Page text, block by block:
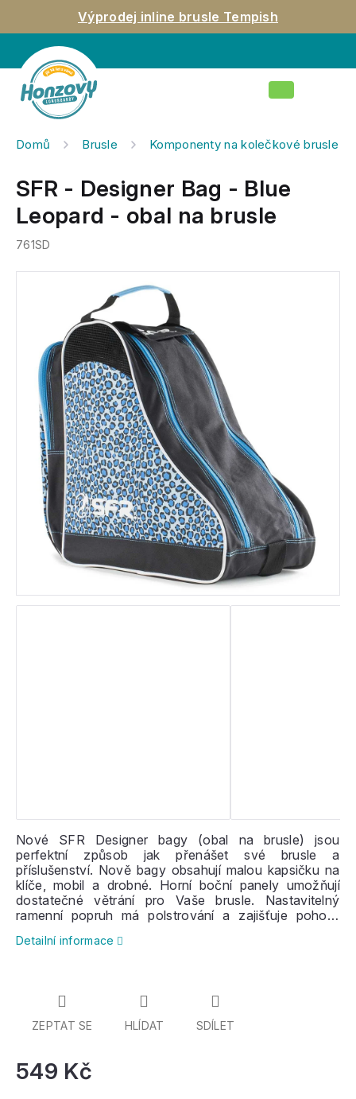
obsah
Výprodej inline brusle Tempish
Nákupní
Domů Brusle Komponenty na kolečkové brusle
SFR - Designer Bag - Blue
Leopard - obal na brusle
761SD
549 Kč
Nové SFR Designer bagy (obal na brusle) jsou
perfektní způsob jak přenášet své brusle a
příslušenství. Nově bagy obsahují malou kapsičku na
klíče, mobil a drobné. Horní boční panely umožňují
dostatečné větrání pro Vaše brusle. Nastavitelný
ramenní popruh má polstrování a zajišťuje pohodlí
pro in-line, trekové, lední i aggressive
Detailní informace
ZEPTAT SE HLÍDAT SDÍLET